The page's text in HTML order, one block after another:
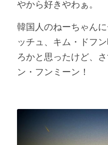
やから好きやわぁ。
韓国人のねーちゃん
ッチュ、キム・ドフ
ろかと思ったけど、
ン・フンミーン！